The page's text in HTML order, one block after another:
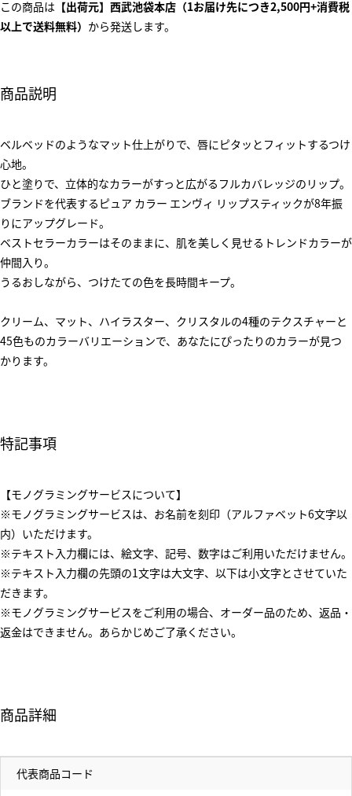
この商品は 【出荷元】西武池袋本店（1お届け先につき2,500円+消費税
以上で送料無料） から発送します。
商品説明
ベルベッドのようなマット仕上がりで、唇にピタッとフィットするつけ
心地。
ひと塗りで、立体的なカラーがすっと広がるフルカバレッジのリップ。
ブランドを代表するピュア カラー エンヴィ リップスティックが8年振
りにアップグレード。
ベストセラーカラーはそのままに、肌を美しく見せるトレンドカラーが
仲間入り。
うるおしながら、つけたての色を長時間キープ。
クリーム、マット、ハイラスター、クリスタルの4種のテクスチャーと
45色ものカラーバリエーションで、あなたにぴったりのカラーが見つ
かります。
特記事項
【モノグラミングサービスについて】
※モノグラミングサービスは、お名前を刻印（アルファベット6文字以
内）いただけます。
※テキスト入力欄には、絵文字、記号、数字はご利用いただけません。
※テキスト入力欄の先頭の1文字は大文字、以下は小文字とさせていた
だきます。
※モノグラミングサービスをご利用の場合、オーダー品のため、返品・
返金はできません。あらかじめご了承ください。
商品詳細
代表商品コード